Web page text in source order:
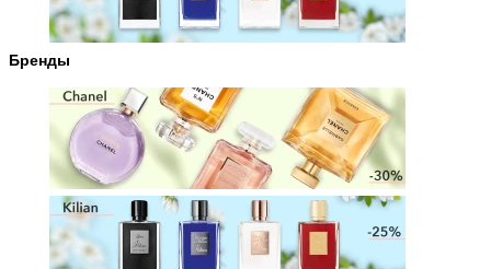
Бренды